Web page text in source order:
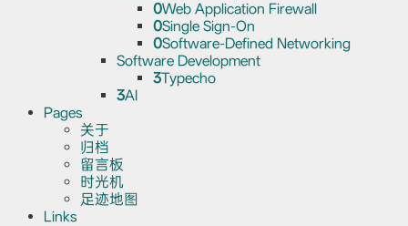
0Web Application Firewall
0Single Sign-On
0Software-Defined Networking
Software Development
3Typecho
3AI
Pages
关于
归档
留言板
时光机
足迹地图
Links